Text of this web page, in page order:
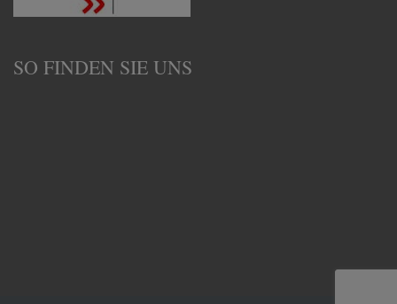
SO FINDEN SIE UNS